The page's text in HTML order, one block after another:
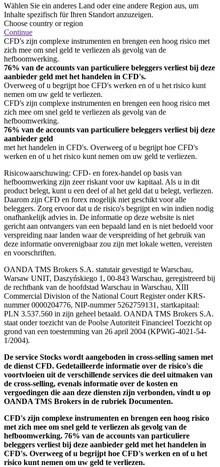
Wählen Sie ein anderes Land oder eine andere Region aus, um
Inhalte spezifisch für Ihren Standort anzuzeigen.
Choose country or region
Continue
CFD's zijn complexe instrumenten en brengen een hoog risico met
zich mee om snel geld te verliezen als gevolg van de
hefboomwerking.
76% van de accounts van particuliere beleggers verliest bij deze
aanbieder geld met het handelen in CFD's.
Overweeg of u begrijpt hoe CFD's werken en of u het risico kunt
nemen om uw geld te verliezen.
CFD's zijn complexe instrumenten en brengen een hoog risico met
zich mee om snel geld te verliezen als gevolg van de
hefboomwerking.
76% van de accounts van particuliere beleggers verliest bij deze
aanbieder geld
met het handelen in CFD's. Overweeg of u begrijpt hoe CFD's
werken en of u het risico kunt nemen om uw geld te verliezen.
Risicowaarschuwing: CFD- en forex-handel op basis van
hefboomwerking zijn zeer riskant voor uw kapitaal. Als u in dit
product belegt, kunt u een deel of al het geld dat u belegt, verliezen.
Daarom zijn CFD en forex mogelijk niet geschikt voor alle
beleggers. Zorg ervoor dat u de risico's begrijpt en win indien nodig
onafhankelijk advies in. De informatie op deze website is niet
gericht aan ontvangers van een bepaald land en is niet bedoeld voor
verspreiding naar landen waar de verspreiding of het gebruik van
deze informatie onverenigbaar zou zijn met lokale wetten, vereisten
en voorschriften.
OANDA TMS Brokers S.A. statutair gevestigd te Warschau,
Warsaw UNIT, Daszyńskiego 1, 00-843 Warschau, geregistreerd bij
de rechtbank van de hoofdstad Warschau in Warschau, XIII
Commercial Division of the National Court Register onder KRS-
nummer 0000204776, NIP-nummer 5262759131, startkapitaal:
PLN 3.537.560 in zijn geheel betaald. OANDA TMS Brokers S.A.
staat onder toezicht van de Poolse Autoriteit Financieel Toezicht op
grond van een toestemming van 26 april 2004 (KPWiG-4021-54-
1/2004).
De service Stocks wordt aangeboden in cross-selling samen met
de dienst CFD. Gedetailleerde informatie over de risico's die
voortvloeien uit de verschillende services die deel uitmaken van
de cross-selling, evenals informatie over de kosten en
vergoedingen die aan deze diensten zijn verbonden, vindt u op
OANDA TMS Brokers in de rubriek Documenten.
CFD's zijn complexe instrumenten en brengen een hoog risico
met zich mee om snel geld te verliezen als gevolg van de
hefboomwerking. 76% van de accounts van particuliere
beleggers verliest bij deze aanbieder geld met het handelen in
CFD's. Overweeg of u begrijpt hoe CFD's werken en of u het
risico kunt nemen om uw geld te verliezen.